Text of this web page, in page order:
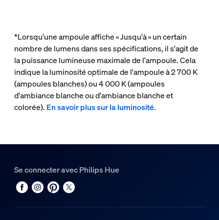
*Lorsqu'une ampoule affiche « Jusqu'à » un certain
nombre de lumens dans ses spécifications, il s'agit de
la puissance lumineuse maximale de l'ampoule. Cela
indique la luminosité optimale de l'ampoule à 2 700 K
(ampoules blanches) ou 4 000 K (ampoules
d'ambiance blanche ou d'ambiance blanche et
colorée). En savoir plus sur la luminosité.
Se connecter avec Philips Hue